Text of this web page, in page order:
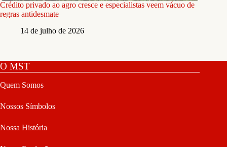
Crédito privado ao agro cresce e especialistas veem vácuo de
regras antidesmate
14 de julho de 2026
O MST
Quem Somos
Nossos Símbolos
Nossa História